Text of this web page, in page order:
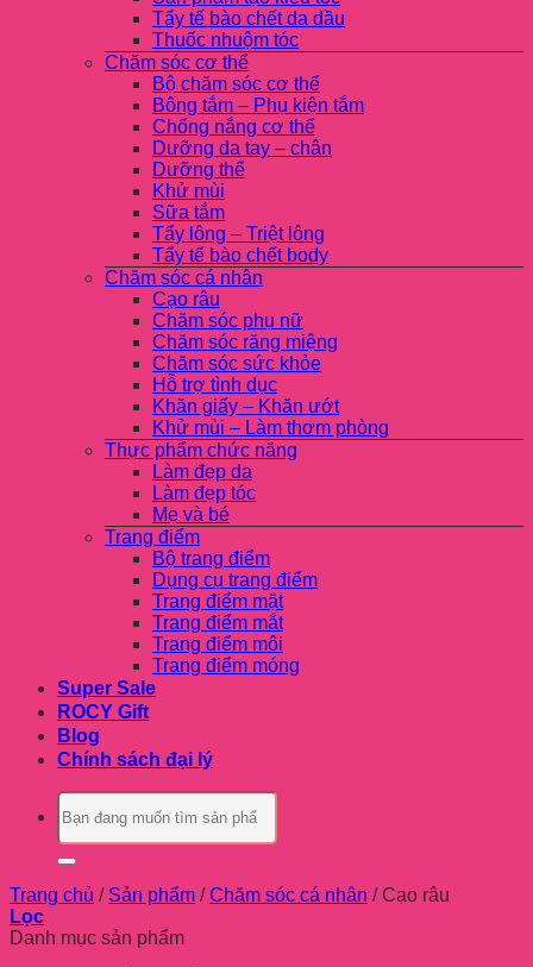
Tẩy tế bào chết da dầu
Thuốc nhuộm tóc
Chăm sóc cơ thể
Bộ chăm sóc cơ thể
Bông tắm – Phụ kiện tắm
Chống nắng cơ thể
Dưỡng da tay – chân
Dưỡng thể
Khử mùi
Sữa tắm
Tẩy lông – Triệt lông
Tẩy tế bào chết body
Chăm sóc cá nhân
Cạo râu
Chăm sóc phụ nữ
Chăm sóc răng miệng
Chăm sóc sức khỏe
Hỗ trợ tình dục
Khăn giấy – Khăn ướt
Khử mùi – Làm thơm phòng
Thực phẩm chức năng
Làm đẹp da
Làm đẹp tóc
Mẹ và bé
Trang điểm
Bộ trang điểm
Dụng cụ trang điểm
Trang điểm mặt
Trang điểm mắt
Trang điểm môi
Trang điểm móng
Super Sale
ROCY Gift
Blog
Chính sách đại lý
Tìm
kiếm:
Trang chủ / Sản phẩm / Chăm sóc cá nhân /Cạo râu
Lọc
Danh mục sản phẩm